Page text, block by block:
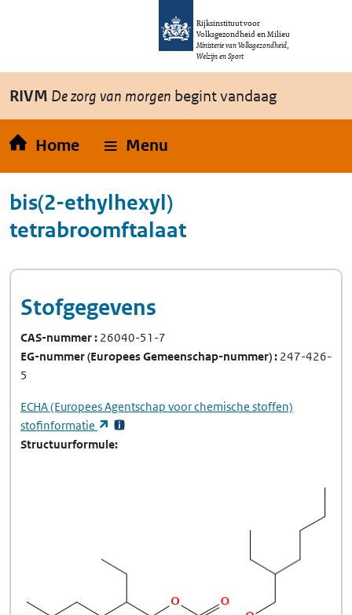
Overslaan en naar de inhoud gaan
Rijksinstituut voor
Volksgezondheid en Milieu
Ministerie van Volksgezondheid,
Welzijn en Sport
RIVM De zorg van morgen begint vandaag
Home Menu
bis(2-ethylhexyl)
tetrabroomftalaat
Stofgegevens
CAS-nummer 26040-51-7
EG-nummer(Europees Gemeenschap-nummer) 247-426-
5
ECHA(Europees Agentschap voor chemische stoffen)
stofinformatie
(opent in een nieuw tabblad)
Structuurformule